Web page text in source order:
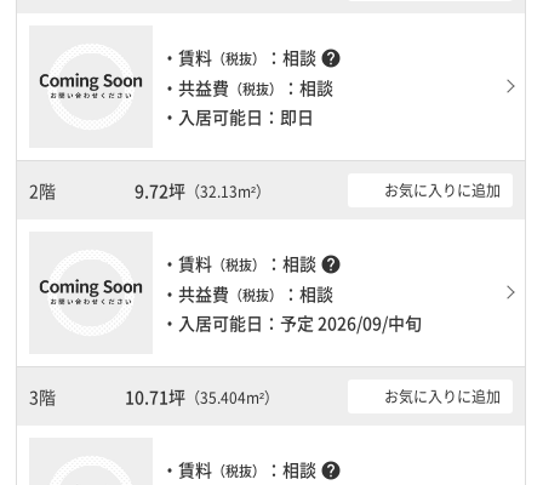
・賃料 （税抜） ：相談 help
・共益費 （税抜）
：相談
・入居可能日：即日
2階 9.72坪（32.13m²） お気に入りに追加
・賃料 （税抜） ：相談 help
・共益費 （税抜）
：相談
・入居可能日：予定 2026/09/中旬
3階 10.71坪 （35.404m²） お気に入りに追加
・賃料 （税抜） ：相談 help